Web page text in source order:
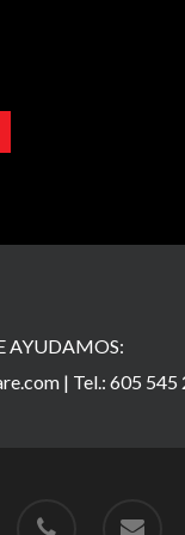
AYUDAMOS:
| Tel.: 605 545